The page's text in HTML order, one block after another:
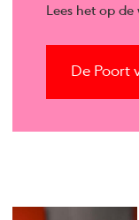
Lees het op
De Poort